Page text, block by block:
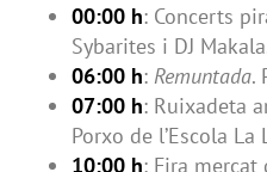
00:00 h: Concerts
Sybarites i DJ
06:00 h: Remuntada.
07:00 h: Ruixadeta
Porxo de l’Escola La
10:00 h: Fira mercat